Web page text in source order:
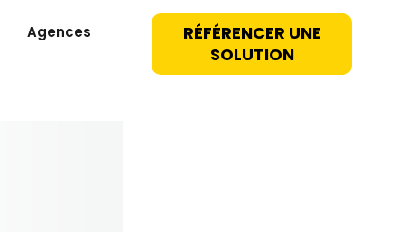
Agences
RÉFÉRENCER UNE
SOLUTION